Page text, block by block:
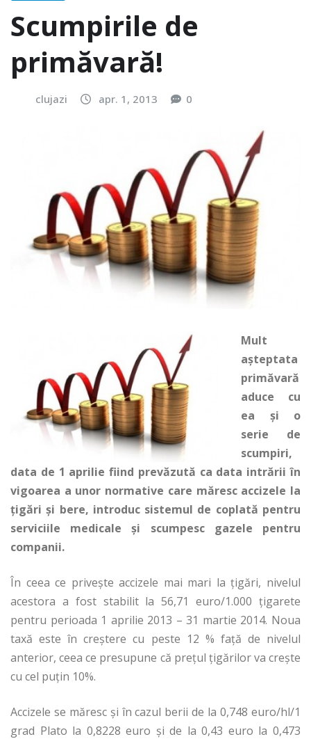
Scumpirile de
primăvară!
clujazi apr. 1, 2013 0
Mult
așteptata
primăvară
aduce cu
ea și o
serie de
scumpiri,
data de 1 aprilie fiind prevăzută ca data intrării în
vigoarea a unor normative care măresc accizele la
țigări și bere, introduc sistemul de coplată pentru
serviciile medicale și scumpesc gazele pentru
companii.
În ceea ce privește accizele mai mari la țigări, nivelul
acestora a fost stabilit la 56,71 euro/1.000 țigarete
pentru perioada 1 aprilie 2013 – 31 martie 2014. Noua
taxă este în creștere cu peste 12 % față de nivelul
anterior, ceea ce presupune că prețul țigărilor va crește
cu cel puțin 10%.
Accizele se măresc și în cazul berii de la 0,748 euro/hl/1
grad Plato la 0,8228 euro şi de la 0,43 euro la 0,473